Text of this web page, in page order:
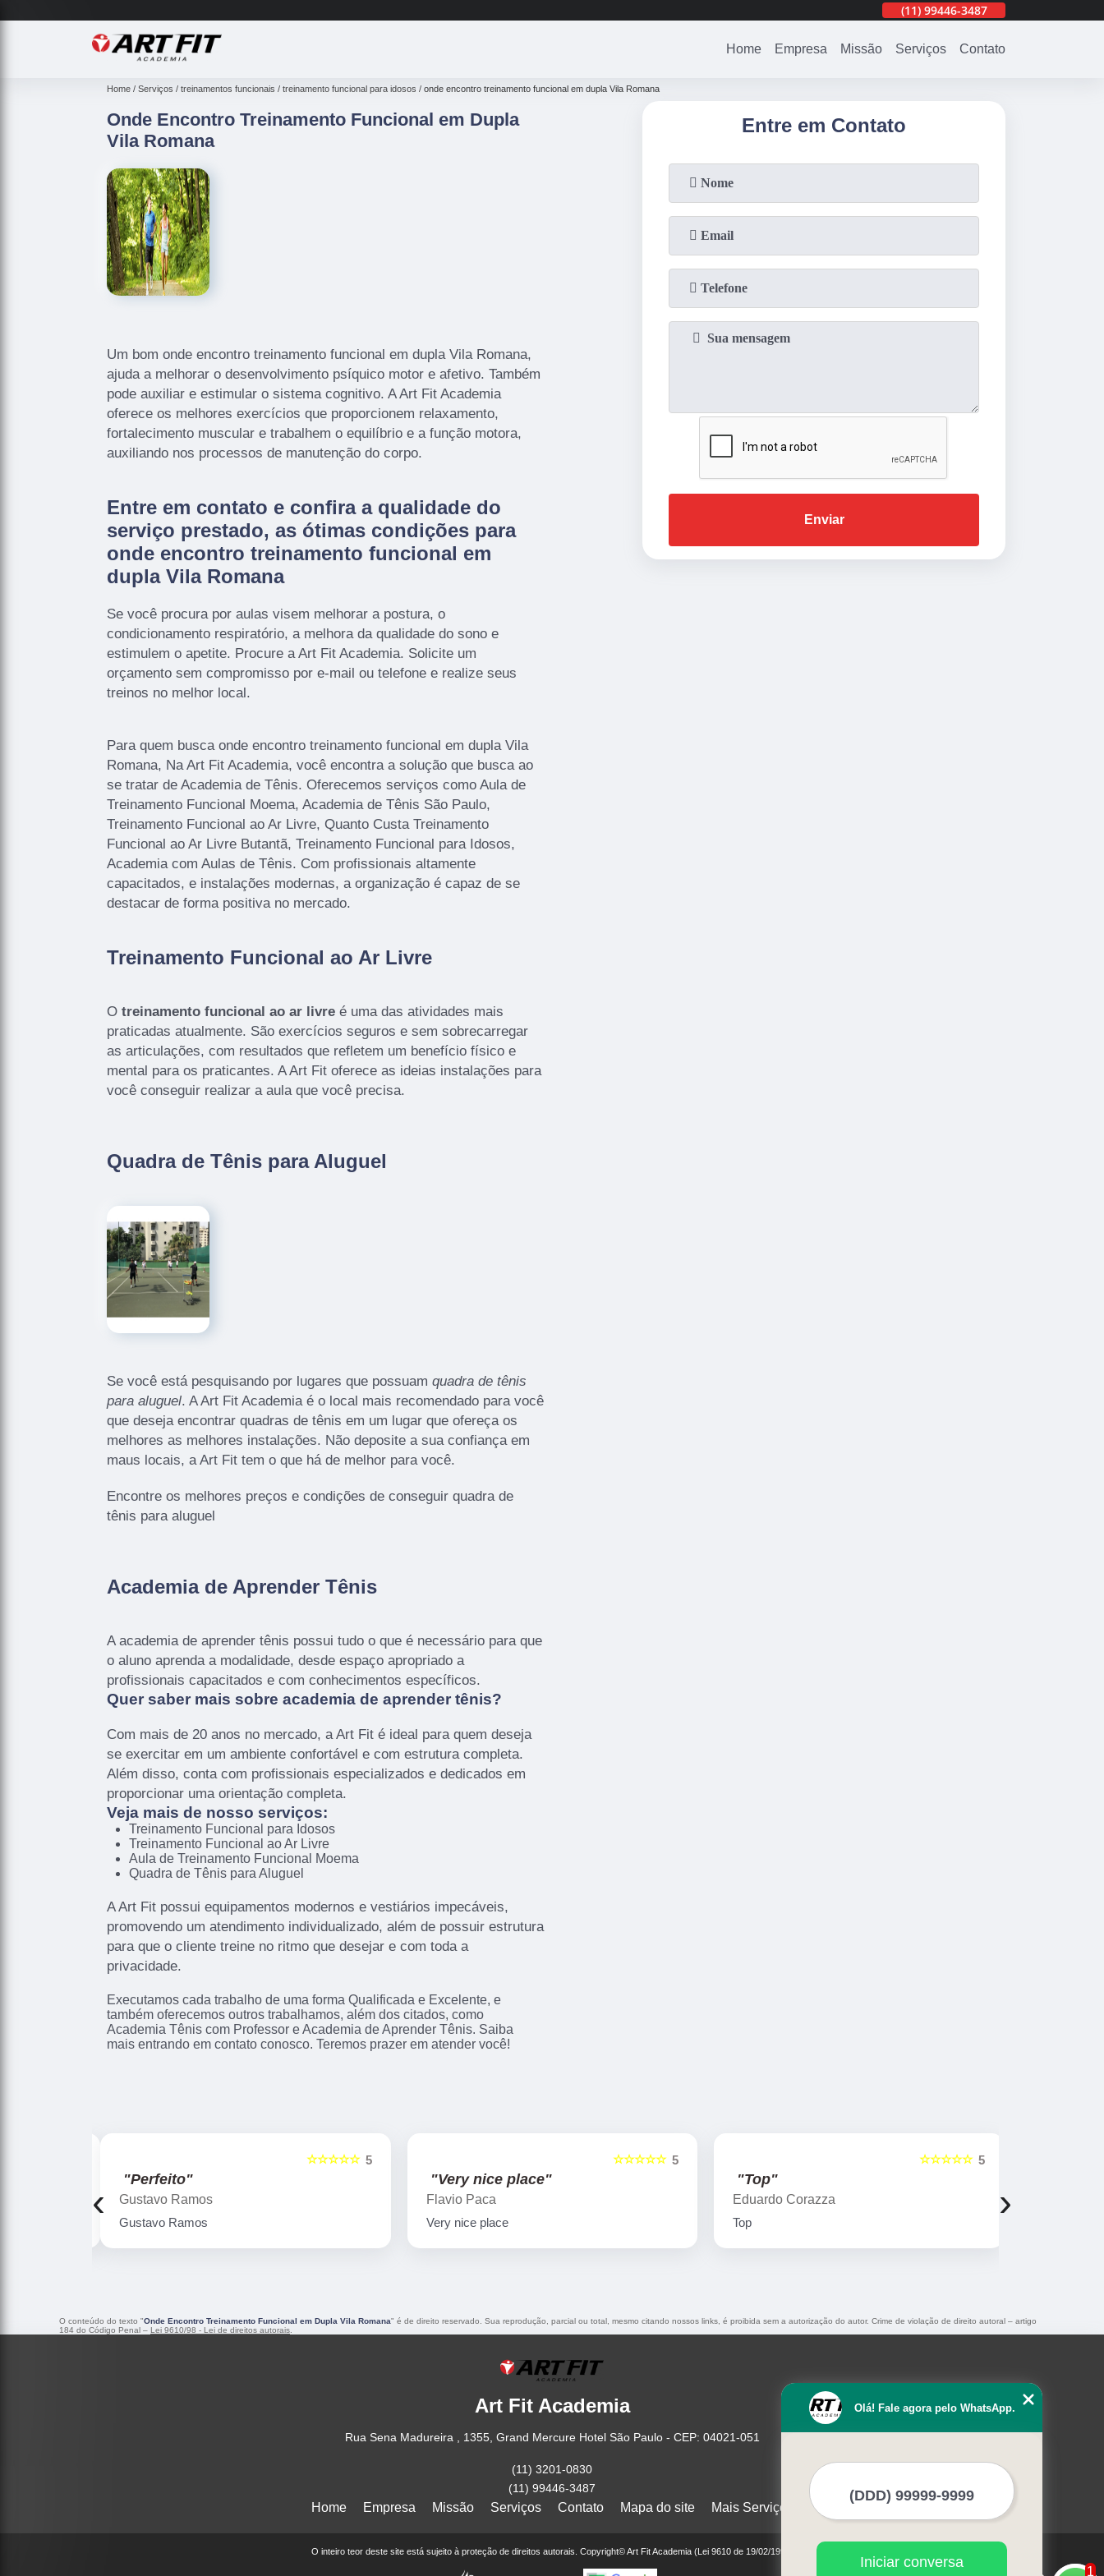
(11)99446-3487
Home Empresa Missão Serviços Contato
Home Serviços treinamentos funcionais treinamento funcional para idosos onde encontro treinamento funcional em dupla Vila Romana
Onde Encontro Treinamento Funcional em Dupla
Vila Romana
Um bom onde encontro treinamento funcional em dupla Vila Romana,
ajuda a melhorar o desenvolvimento psíquico motor e afetivo. Também
pode auxiliar e estimular o sistema cognitivo. A Art Fit Academia
oferece os melhores exercícios que proporcionem relaxamento,
fortalecimento muscular e trabalhem o equilíbrio e a função motora,
auxiliando nos processos de manutenção do corpo.
Entre em contato e confira a qualidade do
serviço prestado, as ótimas condições para
onde encontro treinamento funcional em
dupla Vila Romana
Se você procura por aulas visem melhorar a postura, o
condicionamento respiratório, a melhora da qualidade do sono e
estimulem o apetite. Procure a Art Fit Academia. Solicite um
orçamento sem compromisso por e-mail ou telefone e realize seus
treinos no melhor local.
Para quem busca onde encontro treinamento funcional em dupla Vila
Romana, Na Art Fit Academia, você encontra a solução que busca ao
se tratar de Academia de Tênis. Oferecemos serviços como Aula de
Treinamento Funcional Moema, Academia de Tênis São Paulo,
Treinamento Funcional ao Ar Livre, Quanto Custa Treinamento
Funcional ao Ar Livre Butantã, Treinamento Funcional para Idosos,
Academia com Aulas de Tênis. Com profissionais altamente
capacitados, e instalações modernas, a organização é capaz de se
destacar de forma positiva no mercado.
Treinamento Funcional ao Ar Livre
O treinamento funcional ao ar livre é uma das atividades mais
praticadas atualmente. São exercícios seguros e sem sobrecarregar
as articulações, com resultados que refletem um benefício físico e
mental para os praticantes. A Art Fit oferece as ideias instalações para
você conseguir realizar a aula que você precisa.
Quadra de Tênis para Aluguel
Se você está pesquisando por lugares que possuam quadra de tênis
para aluguel. A Art Fit Academia é o local mais recomendado para você
que deseja encontrar quadras de tênis em um lugar que ofereça os
melhores as melhores instalações. Não deposite a sua confiança em
maus locais, a Art Fit tem o que há de melhor para você.
Encontre os melhores preços e condições de conseguir quadra de
tênis para aluguel
Academia de Aprender Tênis
A academia de aprender tênis possui tudo o que é necessário para que
o aluno aprenda a modalidade, desde espaço apropriado a
profissionais capacitados e com conhecimentos específicos.
Quer saber mais sobre academia de aprender tênis?
Com mais de 20 anos no mercado, a Art Fit é ideal para quem deseja
se exercitar em um ambiente confortável e com estrutura completa.
Além disso, conta com profissionais especializados e dedicados em
proporcionar uma orientação completa.
Veja mais de nosso serviços:
Treinamento Funcional para Idosos
Treinamento Funcional ao Ar Livre
Aula de Treinamento Funcional Moema
Quadra de Tênis para Aluguel
A Art Fit possui equipamentos modernos e vestiários impecáveis,
promovendo um atendimento individualizado, além de possuir estrutura
para que o cliente treine no ritmo que desejar e com toda a
privacidade.
Executamos cada trabalho de uma forma Qualificada e Excelente, e
também oferecemos outros trabalhamos, além dos citados, como
Academia Tênis com Professor e Academia de Aprender Tênis. Saiba
mais entrando em contato conosco. Teremos prazer em atender você!
Entre em Contato
Enviar
5
☆☆☆☆☆
"Perfeito"
Gustavo Ramos
Gustavo Ramos
5
☆☆☆☆☆
"Very nice place"
Flavio Paca
Very nice place
5
☆☆☆☆☆
"Top"
Eduardo Corazza
Top
‹ ›
O conteúdo do texto "Onde Encontro Treinamento Funcional em Dupla Vila Romana" é de direito reservado. Sua reprodução, parcial ou total, mesmo citando nossos links, é proibida sem a autorização do autor. Crime de violação de direito autoral – artigo
184 do Código Penal – Lei 9610/98 - Lei de direitos autorais
Art Fit Academia
Rua Sena Madureira , 1355, Grand Mercure Hotel São Paulo - CEP: 04021-051
(11) 3201-0830
(11) 99446-3487
Home Empresa Missão Serviços Contato Mapa do site Mais Serviços
O inteiro teor deste site está sujeito à proteção de direitos autorais. Copyright© Art Fit Academia (Lei 9610 de 19/02/1998)
1
Olá! Fale agora pelo WhatsApp.
Iniciar conversa